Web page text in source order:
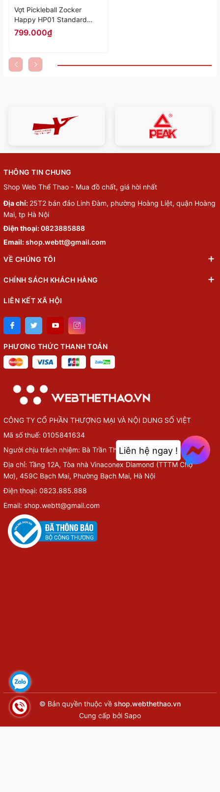
Vợt Pickleball Zocker
Happy HP01 Standard
Thunder "White/Pink"
HP01-05 - Hàng Chính
799.000₫
THÔNG TIN CHUNG
Shop Web Thể Thao - Mua đồ chất, giá hời nhất
Địa chỉ: 25T2 bán đảo Linh Đàm, phường Hoàng Liệt, quận Hoàng
Mai, tp Hà Nội
Điện thoại:0823885888
Email:shop.webtt@gmail.com
VỀ CHÚNG TÔI
CHÍNH SÁCH KHÁCH HÀNG
LIÊN KẾT XÃ HỘI
PHƯƠNG THỨC THANH TOÁN
CÔNG TY CỔ PHẦN THƯỢNG MẠI VÀ NỘI DUNG SỐ VIỆT
Mã số thuế: 0105841634
Người chịu trách nhiệm: Bà Trần Thùy Chi.
Địa chỉ: Tầng 12A, Tòa nhà Vinaconex Diamond (TTTM Chợ
Mơ), 459C Bạch Mai, Phường Bạch Mai, Hà Nội
Điện thoại: 0823.885.888
Email: shop.webtt@gmail.com
© Bản quyền thuộc về shop.webthethao.vn
Cung cấp bởi Sapo
Liên hệ ngay !